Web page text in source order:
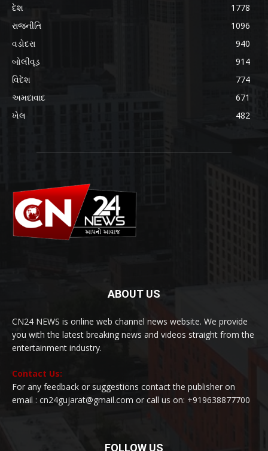
દેશ
1778
રાજનીતિ
1096
વડોદરા
940
બોલીવૂડ
914
વિદેશ
774
અમદાવાદ
671
ખેલ
482
ABOUT US
CN24 NEWS is online web channel news website. We provide
you with the latest breaking news and videos straight from the
entertainment industry.
Contact Us:
For any feedback or suggestions contact the publisher on
email : cn24gujarat@gmail.com or call us on: +919638877700
FOLLOW US